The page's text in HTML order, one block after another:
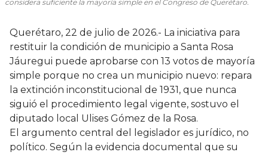
considera suficiente la mayoría simple en el Congreso de Querétaro.
Querétaro, 22 de julio de 2026.- La iniciativa para
restituir la condición de municipio a Santa Rosa
Jáuregui puede aprobarse con 13 votos de mayoría
simple porque no crea un municipio nuevo: repara
la extinción inconstitucional de 1931, que nunca
siguió el procedimiento legal vigente, sostuvo el
diputado local Ulises Gómez de la Rosa.
El argumento central del legislador es jurídico, no
político. Según la evidencia documental que su